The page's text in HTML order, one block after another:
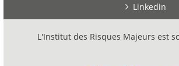
Linkedin
L'Institut des Risques Majeurs est